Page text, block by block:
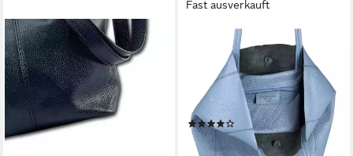
FLORENCE
Schultertasche Florence
Echtleder Tasche Damen
dunkelblau (Schultertasche),
Damen Schultertasche,
Umhängetasche Leder,
58,70 €
lieferbar - in 2-3 Werktagen bei dir
Fast ausverkauft
ITALYSHOP24
Schultertasche Made in Italy
Damen Premium Leder
SHOPPER Tasche HOBO
Umhängetasche, Echtleder
Business Bag leicht groß
klassisch sicher geräumig
(27)
59,95 € UVP99,95 €